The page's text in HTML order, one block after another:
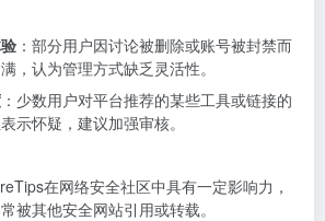
：部分用户因讨论被删除或账号被封禁而
，认为管理方式缺乏灵活性。
：少数用户对平台推荐的某些工具或链接的
示怀疑，建议加强审核。
在网络安全社区中具有一定影响力，
被其他安全网站引用或转载。